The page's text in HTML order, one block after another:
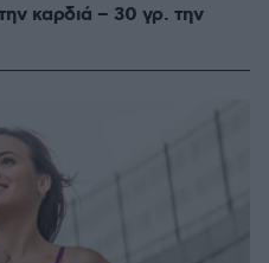
καρδιά – 30 γρ. την